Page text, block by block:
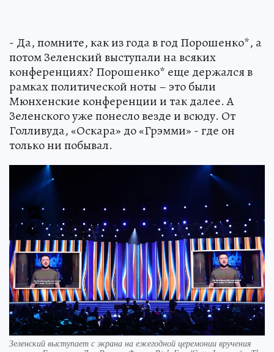
- Да, помните, как из года в год Порошенко*, а
потом Зеленский выступали на всяких
конференциях? Порошенко* еще держался в
рамках политической ноты – это были
Мюнхенские конференции и так далее. А
Зеленского уже понесло везде и всюду. От
Голливуда, «Оскара» до «Грэмми» - где он
только ни побывал.
Зеленский выступает с экрана на ежегодной церемонии вручения